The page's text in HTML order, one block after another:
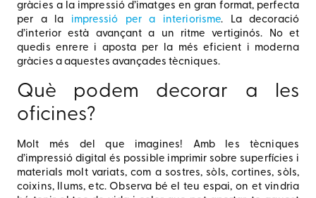
gràcies a la impressió d’imatges en gran format, perfecta
per a la impressió per a interiorisme. La decoració
d’interior està avançant a un ritme vertiginós. No et
quedis enrere i aposta per la més eficient i moderna
gràcies a aquestes avançades tècniques.
Què podem decorar a les
oficines?
Molt més del que imagines! Amb les tècniques
d’impressió digital és possible imprimir sobre superfícies i
materials molt variats, com a sostres, sòls, cortines, sòls,
coixins, llums, etc. Observa bé el teu espai, on et vindria